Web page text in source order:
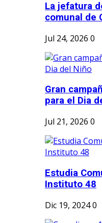
La jefatura
comunal de
Jul 24, 2026 0
Gran
para el Dia
Jul 21, 2026 0
Estudia
Instituto 48
Dic 19, 20240